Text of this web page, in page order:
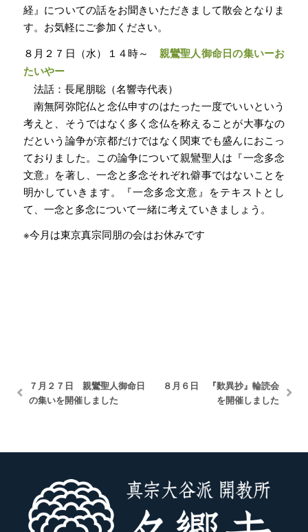
経』についての話をお聞きいただきまして散会となりま
す。お気軽にご参加ください。
８月２７日（水）１４時～ 親鸞聖人御命日の集いーお
たいやー
法話：長尾朋聡（名響寺代表）
南無阿弥陀仏と念仏申すのはたった一度でいいという
考えと、そうではなく多く念仏を称えることが大事なの
だという論争が京都だけではなく関東でも盛んにおこっ
ておりました。この論争について親鸞聖人は『一念多念
文意』を著し、一念と多念それぞれ僻事ではないことを
明かしていきます。『一念多念文意』をテキストとし
て、一念と多念について一緒に考えていきましょう。
※今月は東京真宗同朋の会はお休みです
７月２７日 親鸞聖人御命日
の集いを開催しました
８月６日 『歎異抄』輪読会
を開催しました